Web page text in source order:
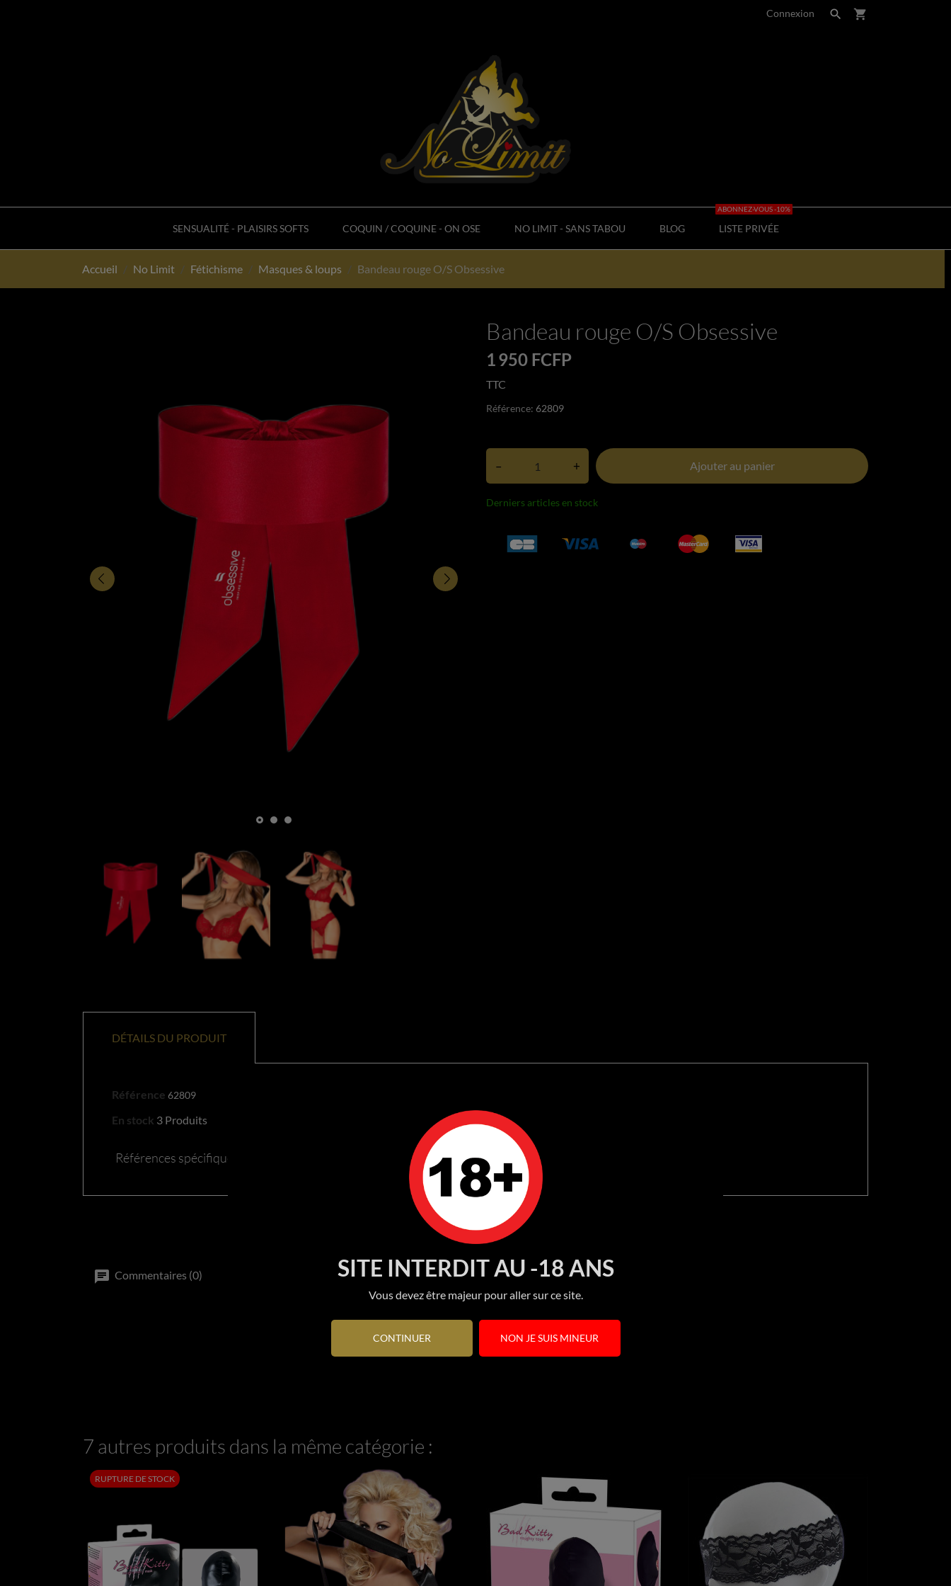
SITE INTERDIT AU -18 ANS
Vous devez être majeur pour aller sur ce site.
CONTINUER NON JE SUIS MINEUR
Connexion  shopping_cart
SENSUALITÉ - PLAISIRS SOFTS COQUIN / COQUINE - ON OSE NO LIMIT - SANS TABOU BLOG LISTE PRIVÉE
ABONNEZ-VOUS -10%
Accueil No Limit Fétichisme Masques & loups Bandeau rouge O/S Obsessive
Bandeau rouge O/S Obsessive
1 950 FCFP
TTC
Référence: 62809
– + Ajouter au panier
Derniers articles en stock
DÉTAILS DU PRODUIT
Référence 62809
En stock 3 Produits
Références spécifiques
Commentaires (0)
Aucun avis n'a été publié pour le moment.
7 autres produits dans la même catégorie :
RUPTURE DE STOCK